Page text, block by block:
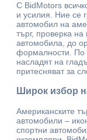
С BidMotors
и усилия. Ние се
автомобил на
търг, проверка на
автомобила, до
формалности. По
насладят на
притесняват за
Широк избор
Американските
автомобили –
спортни